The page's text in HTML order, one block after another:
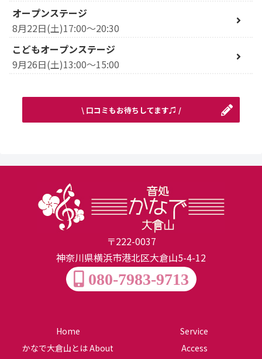
オープンステージ
8月22日(土)17:00～20:30
こどもオープンステージ
9月26日(土)13:00～15:00
\ 口コミもお待ちしてます♫ /
〒222-0037
神奈川県横浜市港北区大倉山5-4-12
080-7983-9713
Home
Service
かなで大倉山とは About
Access